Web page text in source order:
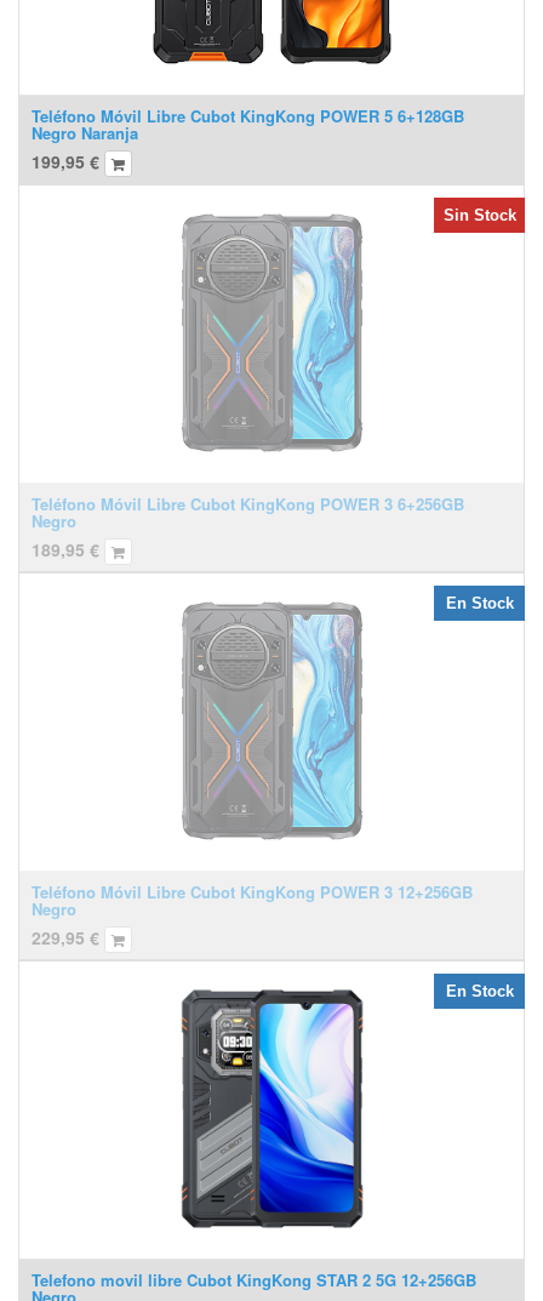
Teléfono Móvil Libre Cubot KingKong POWER 5 6+128GB
Negro Naranja
199,95 €
Teléfono Móvil Libre Cubot KingKong POWER 3 6+256GB
Negro
189,95 €
Sin Stock
Teléfono Móvil Libre Cubot KingKong POWER 3 12+256GB
Negro
229,95 €
En Stock
Telefono movil libre Cubot KingKong STAR 2 5G 12+256GB
En Stock